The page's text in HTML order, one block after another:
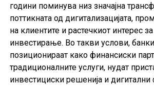
години поминува низ значајна
поттикната од дигитализацијата,
на клиентите и растечкиот интерес
инвестирање. Во такви услови,
позиционираат како финансиски
традиционалните услуги, нудат
инвестициски решенија и